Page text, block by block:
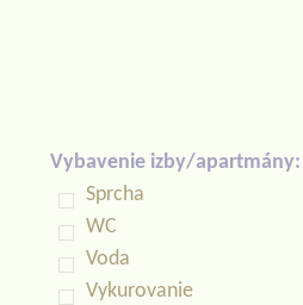
Vybavenie izby/apartmány:
Sprcha
WC
Voda
Vykurovanie